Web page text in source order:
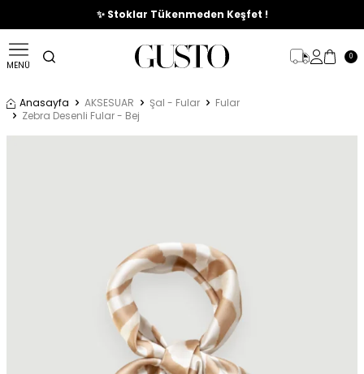
🎉%70'e Varan Büyük Yaz İndirim Başladı !
✨ Stoklar Tükenmeden Keşfet !
MENÜ
0
Anasayfa AKSESUAR Şal - Fular
Fular
Zebra Desenli Fular - Bej